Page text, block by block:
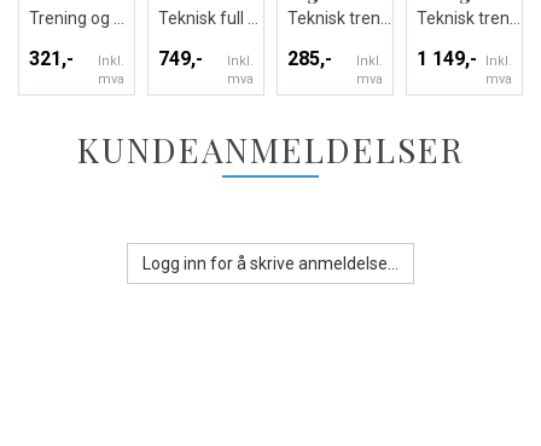
321,-
Inkl.
mva
749,-
Inkl.
mva
285,-
Inkl.
mva
1 149,-
Inkl.
mva
KUNDEANMELDELSER
Logg inn for å skrive anmeldelse...